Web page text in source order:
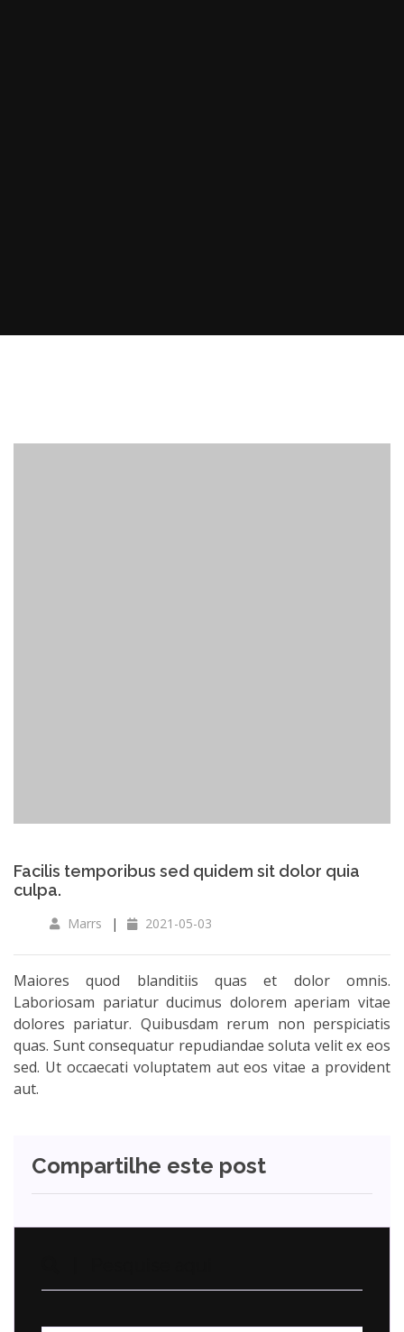
Facilis temporibus sed quidem sit dolor quia
culpa.
Marrs 2021-05-03
Maiores quod blanditiis quas et dolor omnis.
Laboriosam pariatur ducimus dolorem aperiam vitae
dolores pariatur. Quibusdam rerum non perspiciatis
quas. Sunt consequatur repudiandae soluta velit ex eos
sed. Ut occaecati voluptatem aut eos vitae a provident
aut.
Compartilhe este post